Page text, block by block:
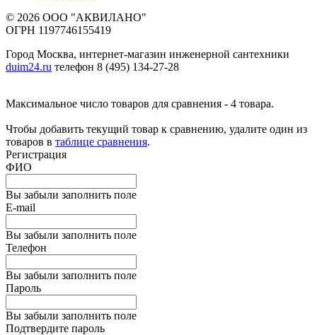
© 2026 ООО "АКВИЛАНО"
ОГРН 1197746155419
Город Москва, интернет-магазин инженерной сантехники
duim24.ru телефон 8 (495) 134-27-28
Максимальное число товаров для сравнения - 4 товара.
Чтобы добавить текущий товар к сравнению, удалите один из
товаров в таблице сравнения.
Регистрация
ФИО
Вы забыли заполнить поле
E-mail
Вы забыли заполнить поле
Телефон
Вы забыли заполнить поле
Пароль
Вы забыли заполнить поле
Подтвердите пароль